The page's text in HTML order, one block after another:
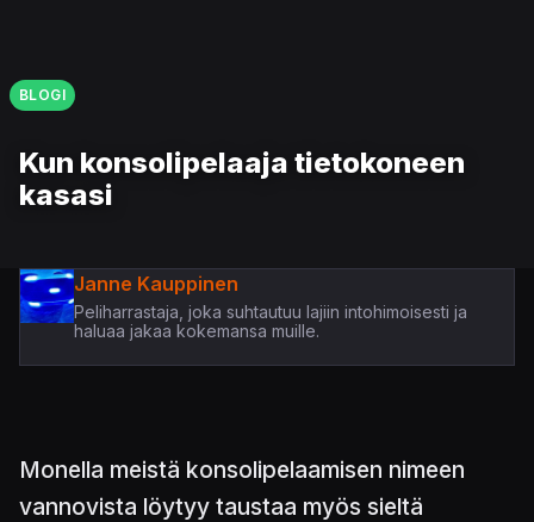
BLOGI
Kun konsolipelaaja tietokoneen
kasasi
Janne Kauppinen
Peliharrastaja, joka suhtautuu lajiin intohimoisesti ja
haluaa jakaa kokemansa muille.
Monella meistä konsolipelaamisen nimeen
vannovista löytyy taustaa myös sieltä